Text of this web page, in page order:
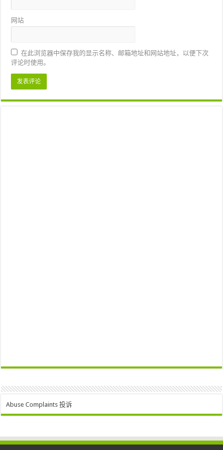
网站
在此浏览器中保存我的显示名称、邮箱地址和网站地址，以便下次
评论时使用。
Abuse Complaints 投诉